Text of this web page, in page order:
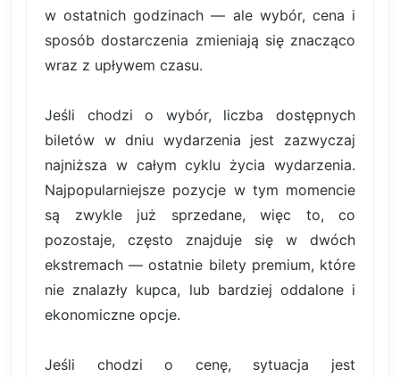
w ostatnich godzinach — ale wybór, cena i
sposób dostarczenia zmieniają się znacząco
wraz z upływem czasu.
Jeśli chodzi o wybór, liczba dostępnych
biletów w dniu wydarzenia jest zazwyczaj
najniższa w całym cyklu życia wydarzenia.
Najpopularniejsze pozycje w tym momencie
są zwykle już sprzedane, więc to, co
pozostaje, często znajduje się w dwóch
ekstremach — ostatnie bilety premium, które
nie znalazły kupca, lub bardziej oddalone i
ekonomiczne opcje.
Jeśli chodzi o cenę, sytuacja jest